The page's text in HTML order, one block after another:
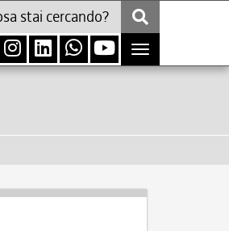
Toggle
navigation